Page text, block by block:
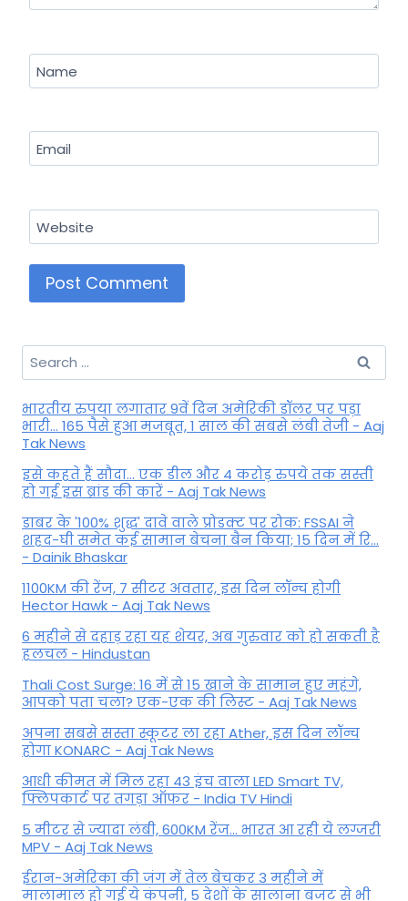
Name
Email
Website
Search
for:
भारतीय रुपया लगातार 9वें दिन अमेरिकी डॉलर पर पड़ा
भारी... 165 पैसे हुआ मजबूत, 1 साल की सबसे लंबी तेजी - Aaj
Tak News
इसे कहते हैं सौदा... एक डील और 4 करोड़ रुपये तक सस्ती
हो गई इस ब्रांड की कारें - Aaj Tak News
डाबर के '100% शुद्ध' दावे वाले प्रोडक्ट पर रोक: FSSAI ने
शहद-घी समेत कई सामान बेचना बैन किया; 15 दिन में रि...
- Dainik Bhaskar
1100KM की रेंज, 7 सीटर अवतार, इस दिन लॉन्च होगी
Hector Hawk - Aaj Tak News
6 महीने से दहाड़ रहा यह शेयर, अब गुरुवार को हो सकती है
हलचल - Hindustan
Thali Cost Surge: 16 में से 15 खाने के सामान हुए महंगे,
आपको पता चला? एक-एक की लिस्ट - Aaj Tak News
अपना सबसे सस्ता स्कूटर ला रहा Ather, इस दिन लॉन्च
होगा KONARC - Aaj Tak News
आधी कीमत में मिल रहा 43 इंच वाला LED Smart TV,
फ्लिपकार्ट पर तगड़ा ऑफर - India TV Hindi
5 मीटर से ज्यादा लंबी, 600KM रेंज... भारत आ रही ये लग्जरी
MPV - Aaj Tak News
ईरान-अमेरिका की जंग में तेल बेचकर 3 महीने में
मालामाल हो गई ये कंपनी, 5 देशों के सालाना बजट से भी